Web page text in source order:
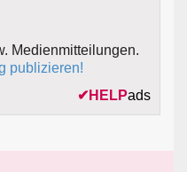
Medienmitteilungen.
publizieren!
✔ HELPads